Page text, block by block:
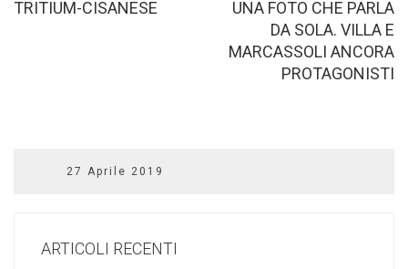
TRITIUM-CISANESE
UNA FOTO CHE PARLA
DA SOLA. VILLA E
MARCASSOLI ANCORA
PROTAGONISTI
27 Aprile 2019
ARTICOLI RECENTI